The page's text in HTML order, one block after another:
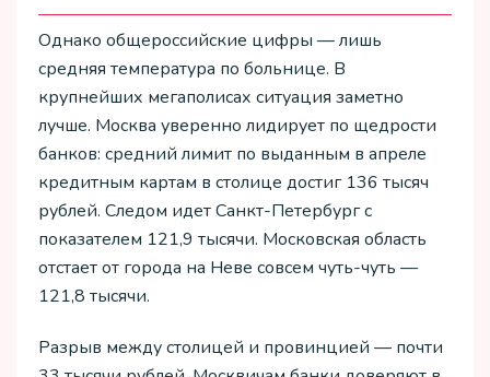
Однако общероссийские цифры — лишь
средняя температура по больнице. В
крупнейших мегаполисах ситуация заметно
лучше. Москва уверенно лидирует по щедрости
банков: средний лимит по выданным в апреле
кредитным картам в столице достиг 136 тысяч
рублей. Следом идет Санкт-Петербург с
показателем 121,9 тысячи. Московская область
отстает от города на Неве совсем чуть-чуть —
121,8 тысячи.
Разрыв между столицей и провинцией — почти